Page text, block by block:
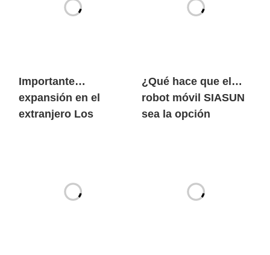
Importante
expansión en el
extranjero Los
europeo de las
¿Qué hace que el
robot móvil SIASUN
sea la opción
como de las marcas